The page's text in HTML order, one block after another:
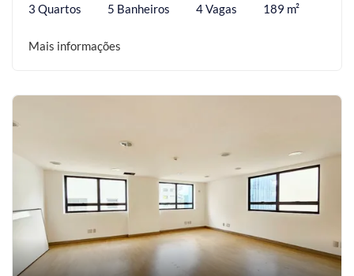
3 Quartos 5 Banheiros 4 Vagas 189 m²
Mais informações